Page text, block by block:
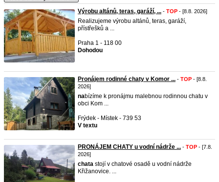
Výrobu altánů, teras, garáží, ... - TOP - [8.8. 2026]
Realizujeme výrobu altánů, teras, garáží,
přístřešků a ...
Praha 1 - 118 00
Dohodou
Pronájem rodinné chaty v Komor ... - TOP - [8.8.
2026]
nabízíme k pronájmu malebnou rodinnou chatu v
obci Kom ...
Frýdek - Místek - 739 53
V textu
PRONÁJEM CHATY u vodní nádrže ... - TOP - [7.8.
2026]
chata stojí v chatové osadě u vodní nádrže
Křižanovice. ...